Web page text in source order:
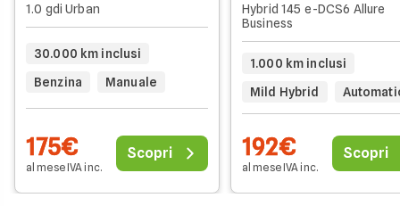
1.0 gdi Urban
30.000 km inclusi
Benzina
Manuale
175€
al mese IVA inc.
Scopri
Hybrid 145 e-DCS6 Allure
Business
1.000 km inclusi
Mild Hybrid
192€
al mese IVA inc.
Scopri